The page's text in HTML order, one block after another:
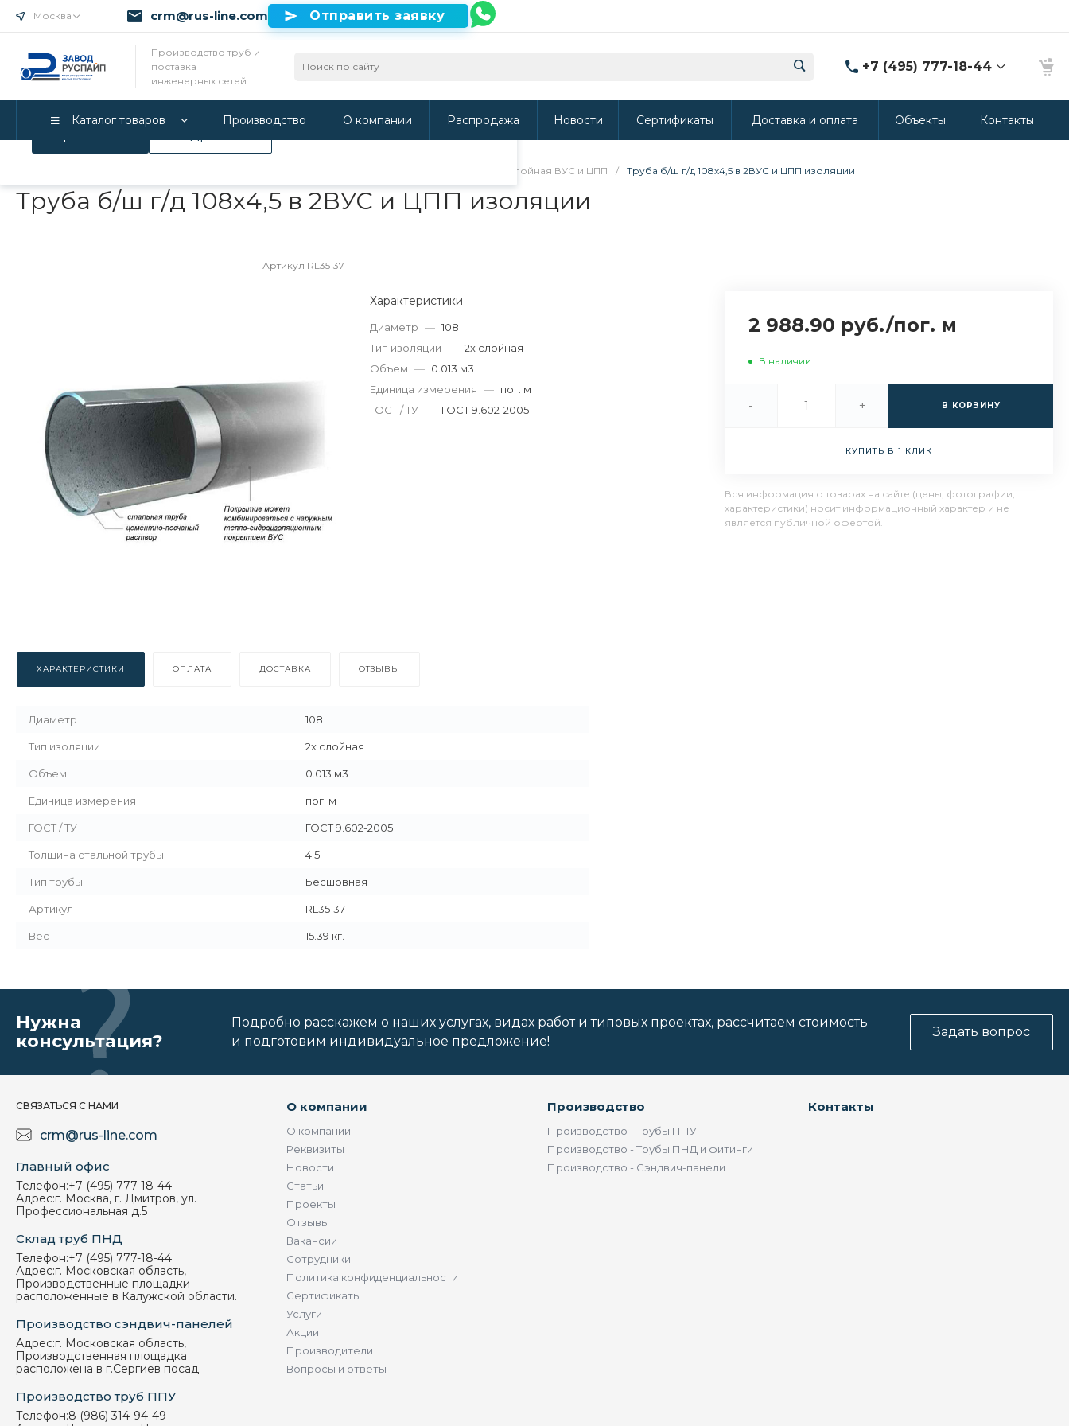
Мы используем Cookie. Если вы продолжаете использовать наш сайт, то
Политикой конфиденциальности
Москва crm@rus-line.com Отправить заявку
Производство труб и
поставка
инженерных сетей
+7 (495) 777-18-44
8 (986) 314-94-49
Промышленная 15
Каталог товаров Производство О компании Распродажа Новости Сертификаты Доставка и оплата Объекты Контакты
2х слойная ВУС и ЦПП / Труба б/ш г/д 108х4,5 в 2ВУС и ЦПП изоляции
Труба б/ш г/д 108х4,5 в 2ВУС и ЦПП изоляции
Артикул RL35137
Характеристики
Диаметр — 108
Тип изоляции — 2х слойная
Объем — 0.013 м3
Единица измерения — пог. м
ГОСТ / ТУ — ГОСТ 9.602-2005
2 988.90 руб./пог. м
В наличии
- + В КОРЗИНУ
КУПИТЬ В 1 КЛИК
Вся информация о товарах на сайте (цены, фотографии,
характеристики) носит информационный характер и не
является публичной офертой.
ХАРАКТЕРИСТИКИ ОПЛАТА ДОСТАВКА ОТЗЫВЫ
Диаметр 108
Тип изоляции 2х слойная
Объем 0.013 м3
Единица измерения пог. м
ГОСТ / ТУ ГОСТ 9.602-2005
Толщина стальной трубы 4.5
Тип трубы Бесшовная
Артикул RL35137
Вес 15.39 кг.
Нужна
консультация?
Подробно расскажем о наших услугах, видах работ и типовых проектах, рассчитаем стоимость
и подготовим индивидуальное предложение!
Задать вопрос
СВЯЗАТЬСЯ С НАМИ
crm@rus-line.com
Главный офис
Телефон:+7 (495) 777-18-44
Адрес:г. Москва, г. Дмитров, ул.
Профессиональная д.5
Склад труб ПНД
Телефон:+7 (495) 777-18-44
Адрес:г. Московская область,
Производственные площадки
расположенные в Калужской области.
Производство сэндвич-панелей
Адрес:г. Московская область,
Производственная площадка
расположена в г.Сергиев посад
Производство труб ППУ
Телефон:8 (986) 314-94-49
О компании
О компании
Реквизиты
Новости
Статьи
Проекты
Отзывы
Вакансии
Сотрудники
Политика конфиденциальности
Сертификаты
Услуги
Акции
Производители
Вопросы и ответы
Производство
Производство - Трубы ППУ
Производство - Трубы ПНД и фитинги
Производство - Сэндвич-панели
Контакты